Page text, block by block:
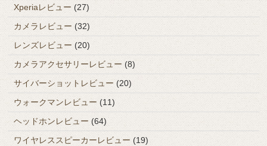
Xperiaレビュー (27)
カメラレビュー (32)
レンズレビュー (20)
カメラアクセサリーレビュー (8)
サイバーショットレビュー (20)
ウォークマンレビュー (11)
ヘッドホンレビュー (64)
ワイヤレススピーカーレビュー (19)